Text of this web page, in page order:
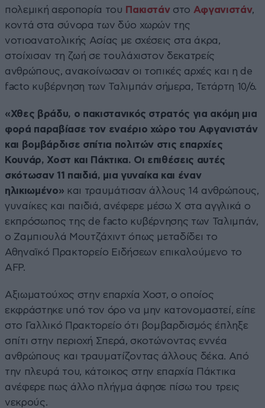
πολεμική αεροπορία του Πακιστάν στο Αφγανιστάν,
κοντά στα σύνορα των δύο χωρών της
νοτιοανατολικής Ασίας με σχέσεις στα άκρα,
στοίχισαν τη ζωή σε τουλάχιστον δεκατρείς
ανθρώπους, ανακοίνωσαν οι τοπικές αρχές και η de
facto κυβέρνηση των Ταλιμπάν σήμερα, Τετάρτη 10/6.
«Χθες βράδυ, ο πακιστανικός στρατός για ακόμη μια
φορά παραβίασε τον εναέριο χώρο του Αφγανιστάν
και βομβάρδισε σπίτια πολιτών στις επαρχίες
Κουνάρ, Χοστ και Πάκτικα. Οι επιθέσεις αυτές
σκότωσαν 11 παιδιά, μια γυναίκα και έναν
ηλικιωμένο» και τραυμάτισαν άλλους 14 ανθρώπους,
γυναίκες και παιδιά, ανέφερε μέσω X στα αγγλικά ο
εκπρόσωπος της de facto κυβέρνησης των Ταλιμπάν,
ο Ζαμπιουλά Μουτζάχιντ όπως μεταδίδει το
Αθηναϊκό Πρακτορείο Ειδήσεων επικαλούμενο το
AFP.
Αξιωματούχος στην επαρχία Χοστ, ο οποίος
εκφράστηκε υπό τον όρο να μην κατονομαστεί, είπε
στο Γαλλικό Πρακτορείο ότι βομβαρδισμός έπληξε
σπίτι στην περιοχή Σπερά, σκοτώνοντας εννέα
ανθρώπους και τραυματίζοντας άλλους δέκα. Από
την πλευρά του, κάτοικος στην επαρχία Πάκτικα
ανέφερε πως άλλο πλήγμα άφησε πίσω του τρεις
νεκρούς.